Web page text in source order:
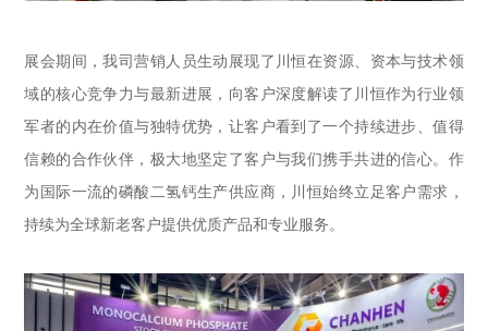
展会期间，我司营销人员生动展现了川恒在资源、资本与技术领
域的核心竞争力与最新进展，向客户深度解读了川恒作为行业领
军者的内在价值与独特优势，让客户看到了一个持续进步、值得
信赖的合作伙伴，极大地坚定了客户与我们携手共进的信心。作
为国际一流的磷酸二氢钙生产供应商，川恒始终立足客户需求，
持续为全球新老客户提供优质产品和专业服务。